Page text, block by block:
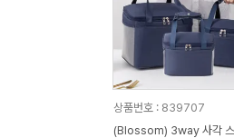
상품번호 : 839707
(Blossom) 3way 사각 스